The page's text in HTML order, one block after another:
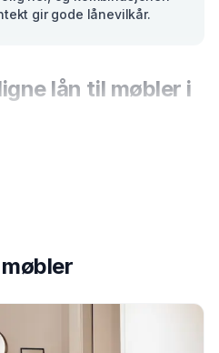
gir gode lånevilkår.
lån til møbler i
og finne det som passer